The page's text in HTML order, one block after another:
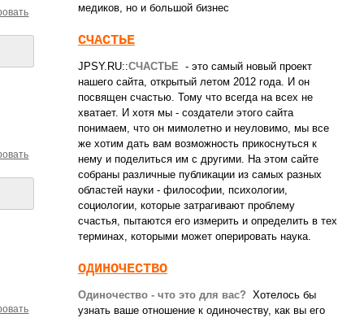
медиков, но и большой бизнес
СЧАСТЬЕ
JPSY.RU::СЧАСТЬЕ - это самый новый проект
нашего сайта, открытый летом 2012 года. И он
посвящен счастью. Тому что всегда на всех не
хватает. И хотя мы - создатели этого сайта
понимаем, что он мимолетно и неуловимо, мы все
же хотим дать вам возможность прикоснуться к
нему и поделиться им с другими. На этом сайте
собраны различные публикации из самых разных
областей науки - философии, психологии,
социологии, которые затрагивают проблему
счастья, пытаются его измерить и определить в тех
терминах, которыми может оперировать наука.
ОДИНОЧЕСТВО
Одиночество - что это для вас? Хотелось бы
узнать ваше отношение к одиночеству, как вы его